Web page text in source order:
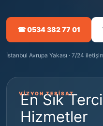
☎ 0534 382 77 01
İstanbul Avrupa Yakası · 7/24
VİZYON TESİSAT
En Sık
Hizmetler